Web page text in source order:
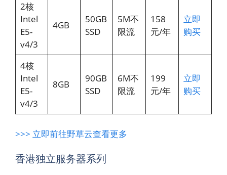
2核
Intel
E5-
v4/3
4GB
50GB
SSD
5M不
限流
158
元/年
立即
购买
4核
Intel
E5-
v4/3
8GB
90GB
SSD
6M不
限流
199
元/年
立即
购买
>>> 立即前往野草云查看更多
香港独立服务器系列